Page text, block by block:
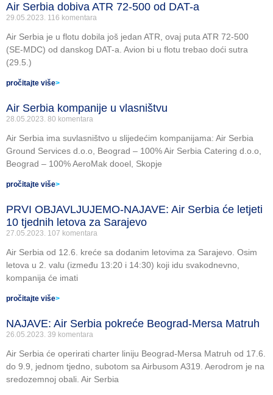
Air Serbia dobiva ATR 72-500 od DAT-a
29.05.2023. 116 komentara
Air Serbia je u flotu dobila još jedan ATR, ovaj puta ATR 72-500
(SE-MDC) od danskog DAT-a. Avion bi u flotu trebao doći sutra
(29.5.)
pročitajte više>
Air Serbia kompanije u vlasništvu
28.05.2023. 80 komentara
Air Serbia ima suvlasništvo u slijedećim kompanijama: Air Serbia
Ground Services d.o.o, Beograd – 100% Air Serbia Catering d.o.o,
Beograd – 100% AeroMak dooel, Skopje
pročitajte više>
PRVI OBJAVLJUJEMO-NAJAVE: Air Serbia će letjeti
10 tjednih letova za Sarajevo
27.05.2023. 107 komentara
Air Serbia od 12.6. kreće sa dodanim letovima za Sarajevo. Osim
letova u 2. valu (između 13:20 i 14:30) koji idu svakodnevno,
kompanija će imati
pročitajte više>
NAJAVE: Air Serbia pokreće Beograd-Mersa Matruh
26.05.2023. 39 komentara
Air Serbia će operirati charter liniju Beograd-Mersa Matruh od 17.6.
do 9.9, jednom tjedno, subotom sa Airbusom A319. Aerodrom je na
sredozemnoj obali. Air Serbia